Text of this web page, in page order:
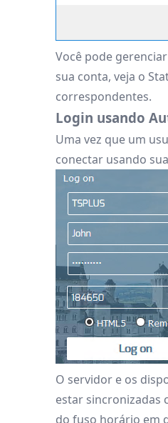
Você pode
sua conta, veja o
correspondentes.
Login usando
Uma vez que um
conectar usando
O servidor e os
estar sincronizadas
do fuso horário em